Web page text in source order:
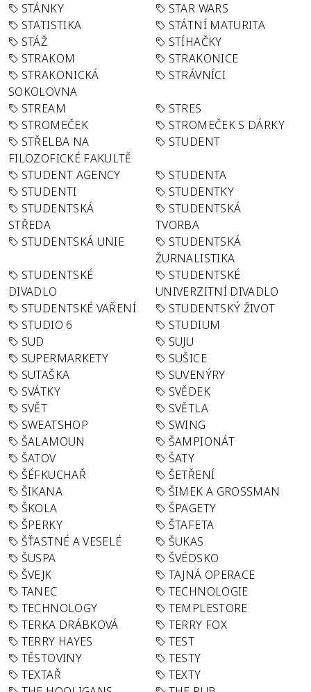
STÁNKY
STAR WARS
STATISTIKA
STÁTNÍ MATURITA
STÁŽ
STÍHAČKY
STRAKOM
STRAKONICE
STRAKONICKÁ
SOKOLOVNA
STRÁVNÍCI
STREAM
STRES
STROMEČEK
STROMEČEK S DÁRKY
STŘELBA NA
FILOZOFICKÉ FAKULTĚ
STUDENT
STUDENT AGENCY
STUDENTA
STUDENTI
STUDENTKY
STUDENTSKÁ
STŘEDA
STUDENTSKÁ
TVORBA
STUDENTSKÁ UNIE
STUDENTSKÁ
ŽURNALISTIKA
STUDENTSKÉ
DIVADLO
STUDENTSKÉ
UNIVERZITNÍ DIVADLO
STUDENTSKÉ VAŘENÍ
STUDENTSKÝ ŽIVOT
STUDIO 6
STUDIUM
SUD
SUJU
SUPERMARKETY
SUŠICE
SUTAŠKA
SUVENÝRY
SVÁTKY
SVĚDEK
SVĚT
SVĚTLA
SWEATSHOP
SWING
ŠALAMOUN
ŠAMPIONÁT
ŠATOV
ŠATY
ŠÉFKUCHAŘ
ŠETŘENÍ
ŠIKANA
ŠIMEK A GROSSMAN
ŠKOLA
ŠPAGETY
ŠPERKY
ŠTAFETA
ŠŤASTNÉ A VESELÉ
ŠUKAS
ŠUSPA
ŠVÉDSKO
ŠVEJK
TAJNÁ OPERACE
TANEC
TECHNOLOGIE
TECHNOLOGY
TEMPLESTORE
TERKA DRÁBKOVÁ
TERRY FOX
TERRY HAYES
TEST
TĚSTOVINY
TESTY
TEXTAŘ
TEXTY